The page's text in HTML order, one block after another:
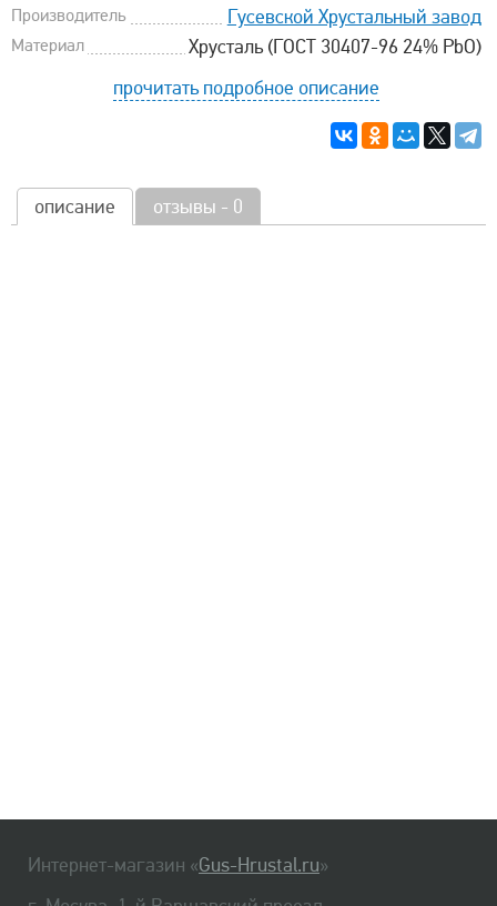
Производитель Гусевской Хрустальный завод
Материал
Хрусталь (ГОСТ 30407-96 24% PbO)
прочитать подробное описание
описание отзывы - 0
Интернет-магазин «Gus-Hrustal.ru»